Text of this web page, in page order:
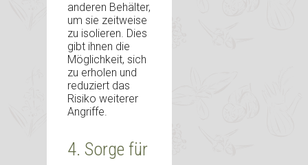
anderen Behälter,
um sie zeitweise
zu isolieren. Dies
gibt ihnen die
Möglichkeit, sich
zu erholen und
reduziert das
Risiko weiterer
Angriffe.
4. Sorge für